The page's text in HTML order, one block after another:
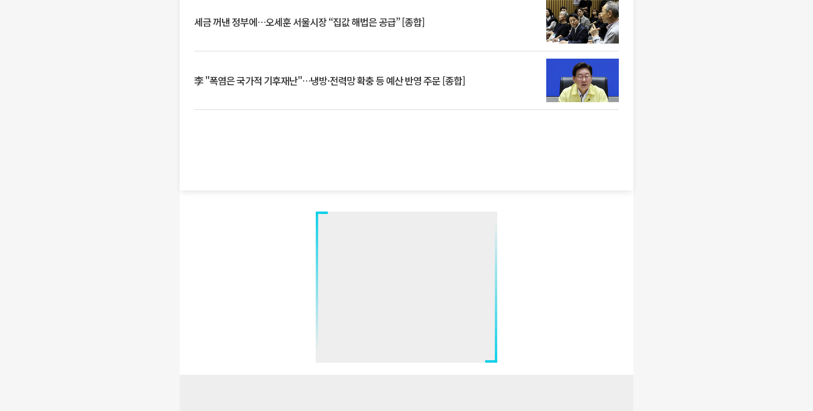
세금 꺼낸 정부에…오세훈 서울시장 “집값 해법은 공급” [종합]
李 "폭염은 국가적 기후재난"…냉방·전력망 확충 등 예산 반영 주문 [종합]